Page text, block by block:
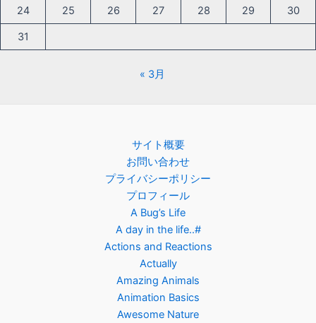
24 25 26 27 28 29 30
31
« 3月
サイト概要
お問い合わせ
プライバシーポリシー
プロフィール
A Bug’s Life
A day in the life..#
Actions and Reactions
Actually
Amazing Animals
Animation Basics
Awesome Nature